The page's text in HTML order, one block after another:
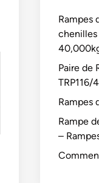
Rampes
Paire de
Rampes
Rampe
–